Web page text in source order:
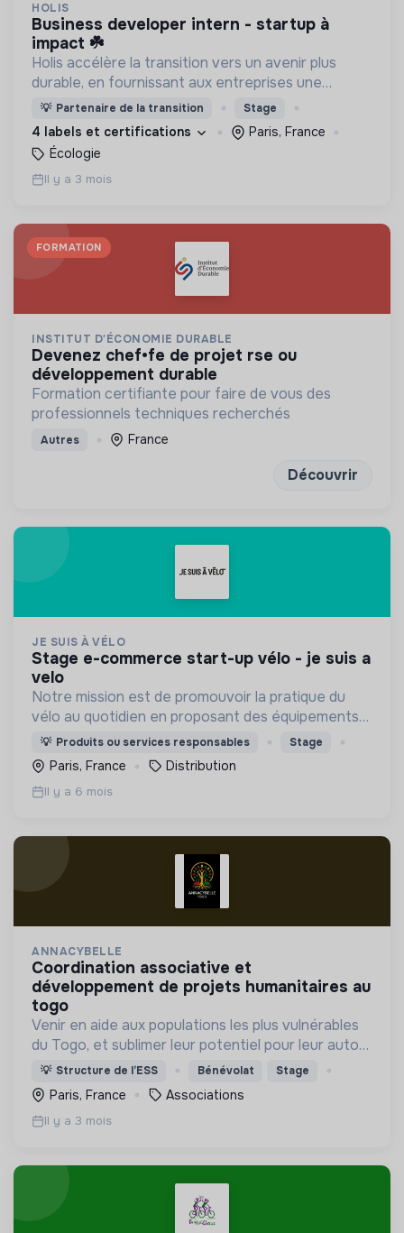
HOLIS
business developer intern - startup à
impact ☘️
Holis accélère la transition vers un avenir plus
durable, en fournissant aux entreprises une
plateforme pour quantifier, améliorer et
communiquer la performance environnementale
de leurs produits.
💡 Partenaire de la transition Stage
4 labels et certifications
Paris, France
Écologie
Il y a 3 mois
FORMATION
INSTITUT D'ÉCONOMIE DURABLE
devenez chef•fe de projet rse ou
développement durable
Formation certifiante pour faire de vous des
professionnels techniques recherchés
Autres France
Découvrir
JE SUIS À VÉLO
stage e-commerce start-up vélo - je suis a
velo
Notre mission est de promouvoir la pratique du
vélo au quotidien en proposant des équipements
stylés et durables pour faciliter la vie des cyclistes
urbains.
💡 Produits ou services responsables Stage
Paris, France Distribution
Il y a 6 mois
ANNACYBELLE
coordination associative et
développement de projets humanitaires au
togo
Venir en aide aux populations les plus vulnérables
du Togo, et sublimer leur potentiel pour leur auto
épanouissement
💡 Structure de l’ESS Bénévolat Stage
Paris, France Associations
Il y a 3 mois